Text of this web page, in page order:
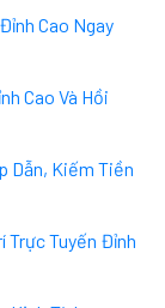
Cao Ngay
Cao Và Hồi
Dẫn, Kiếm Tiền
Trực Tuyến Đỉnh